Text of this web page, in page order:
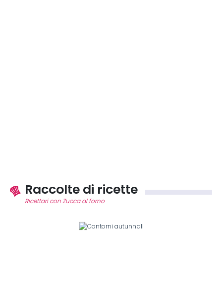
Raccolte di ricette
Ricettari con Zucca al forno